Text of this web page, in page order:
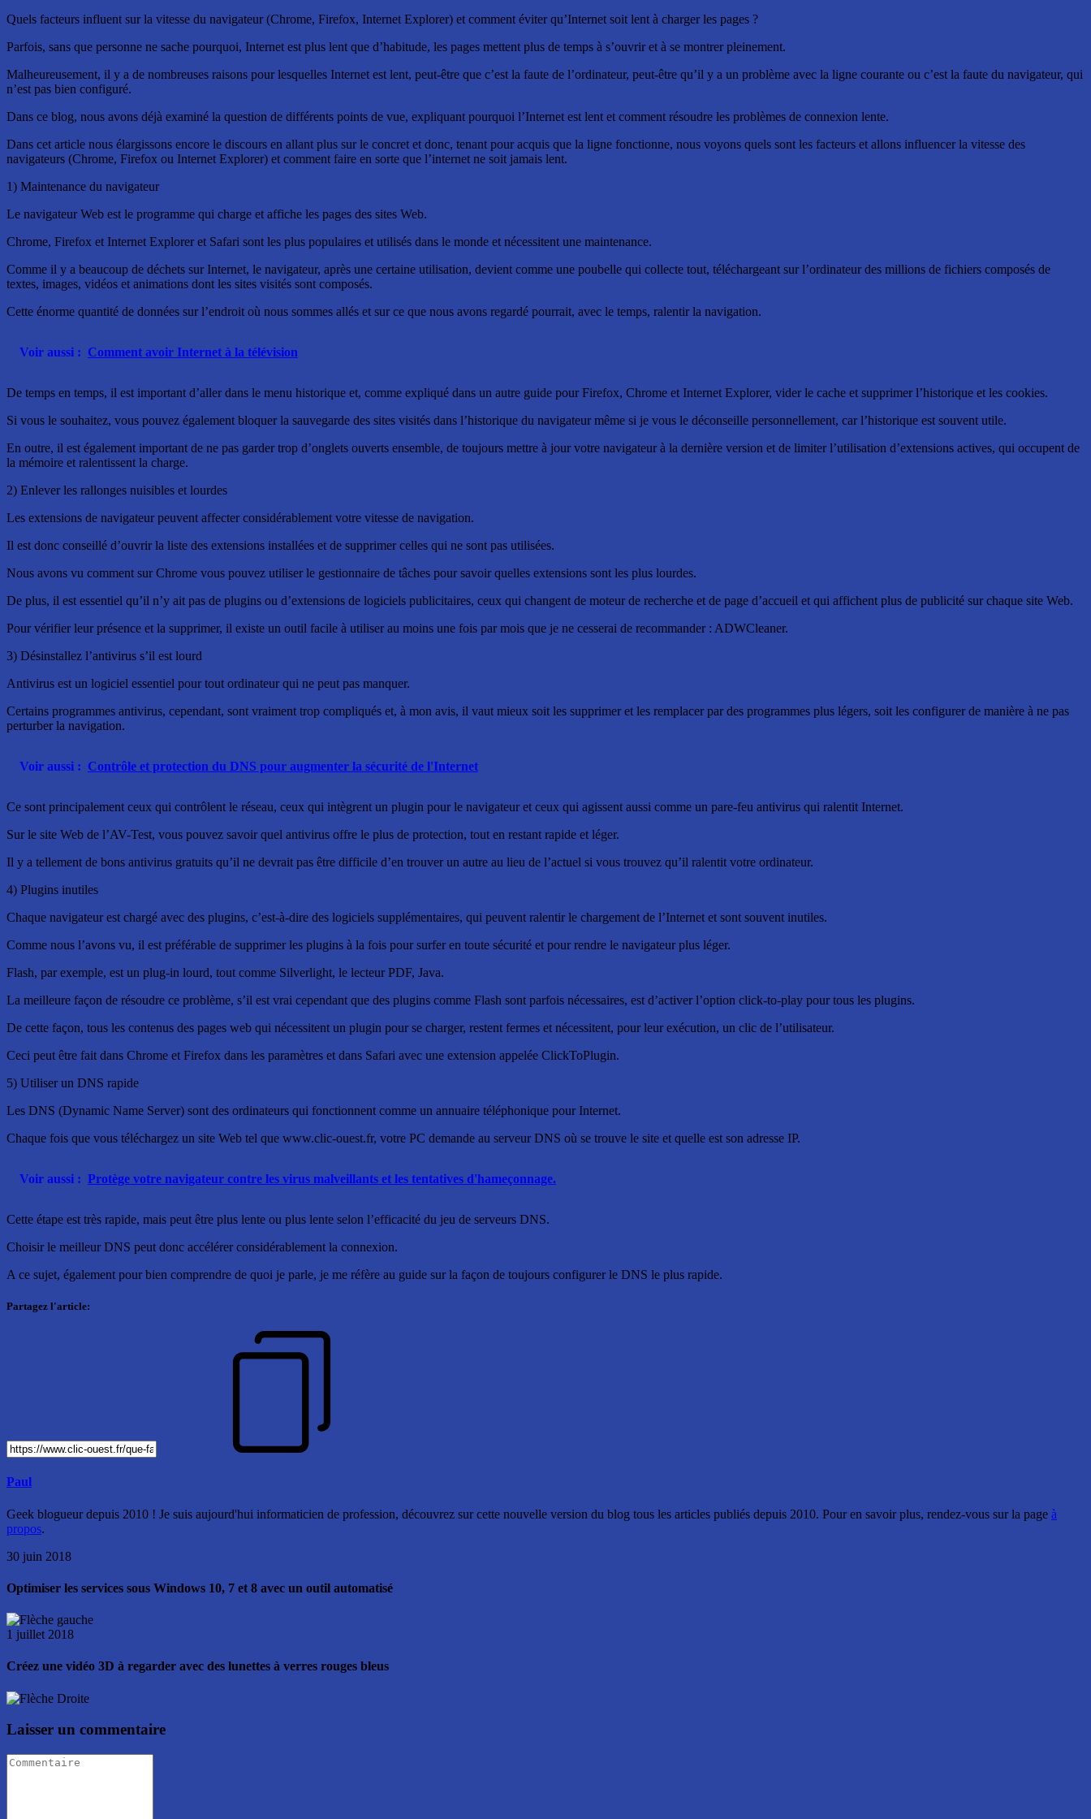
Quels facteurs influent sur la vitesse du navigateur (Chrome, Firefox, Internet Explorer) et comment éviter qu’Internet soit lent à charger les pages ?
Parfois, sans que personne ne sache pourquoi, Internet est plus lent que d’habitude, les pages mettent plus de temps à s’ouvrir et à se montrer pleinement.
Malheureusement, il y a de nombreuses raisons pour lesquelles Internet est lent, peut-être que c’est la faute de l’ordinateur, peut-être qu’il y a un problème avec la ligne courante ou c’est la faute du navigateur, qui
n’est pas bien configuré.
Dans ce blog, nous avons déjà examiné la question de différents points de vue, expliquant pourquoi l’Internet est lent et comment résoudre les problèmes de connexion lente.
Dans cet article nous élargissons encore le discours en allant plus sur le concret et donc, tenant pour acquis que la ligne fonctionne, nous voyons quels sont les facteurs et allons influencer la vitesse des
navigateurs (Chrome, Firefox ou Internet Explorer) et comment faire en sorte que l’internet ne soit jamais lent.
1) Maintenance du navigateur
Le navigateur Web est le programme qui charge et affiche les pages des sites Web.
Chrome, Firefox et Internet Explorer et Safari sont les plus populaires et utilisés dans le monde et nécessitent une maintenance.
Comme il y a beaucoup de déchets sur Internet, le navigateur, après une certaine utilisation, devient comme une poubelle qui collecte tout, téléchargeant sur l’ordinateur des millions de fichiers composés de
textes, images, vidéos et animations dont les sites visités sont composés.
Cette énorme quantité de données sur l’endroit où nous sommes allés et sur ce que nous avons regardé pourrait, avec le temps, ralentir la navigation.
Voir aussi : Comment avoir Internet à la télévision
De temps en temps, il est important d’aller dans le menu historique et, comme expliqué dans un autre guide pour Firefox, Chrome et Internet Explorer, vider le cache et supprimer l’historique et les cookies.
Si vous le souhaitez, vous pouvez également bloquer la sauvegarde des sites visités dans l’historique du navigateur même si je vous le déconseille personnellement, car l’historique est souvent utile.
En outre, il est également important de ne pas garder trop d’onglets ouverts ensemble, de toujours mettre à jour votre navigateur à la dernière version et de limiter l’utilisation d’extensions actives, qui occupent de
la mémoire et ralentissent la charge.
2) Enlever les rallonges nuisibles et lourdes
Les extensions de navigateur peuvent affecter considérablement votre vitesse de navigation.
Il est donc conseillé d’ouvrir la liste des extensions installées et de supprimer celles qui ne sont pas utilisées.
Nous avons vu comment sur Chrome vous pouvez utiliser le gestionnaire de tâches pour savoir quelles extensions sont les plus lourdes.
De plus, il est essentiel qu’il n’y ait pas de plugins ou d’extensions de logiciels publicitaires, ceux qui changent de moteur de recherche et de page d’accueil et qui affichent plus de publicité sur chaque site Web.
Pour vérifier leur présence et la supprimer, il existe un outil facile à utiliser au moins une fois par mois que je ne cesserai de recommander : ADWCleaner.
3) Désinstallez l’antivirus s’il est lourd
Antivirus est un logiciel essentiel pour tout ordinateur qui ne peut pas manquer.
Certains programmes antivirus, cependant, sont vraiment trop compliqués et, à mon avis, il vaut mieux soit les supprimer et les remplacer par des programmes plus légers, soit les configurer de manière à ne pas
perturber la navigation.
Voir aussi : Contrôle et protection du DNS pour augmenter la sécurité de l'Internet
Ce sont principalement ceux qui contrôlent le réseau, ceux qui intègrent un plugin pour le navigateur et ceux qui agissent aussi comme un pare-feu antivirus qui ralentit Internet.
Sur le site Web de l’AV-Test, vous pouvez savoir quel antivirus offre le plus de protection, tout en restant rapide et léger.
Il y a tellement de bons antivirus gratuits qu’il ne devrait pas être difficile d’en trouver un autre au lieu de l’actuel si vous trouvez qu’il ralentit votre ordinateur.
4) Plugins inutiles
Chaque navigateur est chargé avec des plugins, c’est-à-dire des logiciels supplémentaires, qui peuvent ralentir le chargement de l’Internet et sont souvent inutiles.
Comme nous l’avons vu, il est préférable de supprimer les plugins à la fois pour surfer en toute sécurité et pour rendre le navigateur plus léger.
Flash, par exemple, est un plug-in lourd, tout comme Silverlight, le lecteur PDF, Java.
La meilleure façon de résoudre ce problème, s’il est vrai cependant que des plugins comme Flash sont parfois nécessaires, est d’activer l’option click-to-play pour tous les plugins.
De cette façon, tous les contenus des pages web qui nécessitent un plugin pour se charger, restent fermes et nécessitent, pour leur exécution, un clic de l’utilisateur.
Ceci peut être fait dans Chrome et Firefox dans les paramètres et dans Safari avec une extension appelée ClickToPlugin.
5) Utiliser un DNS rapide
Les DNS (Dynamic Name Server) sont des ordinateurs qui fonctionnent comme un annuaire téléphonique pour Internet.
Chaque fois que vous téléchargez un site Web tel que www.clic-ouest.fr, votre PC demande au serveur DNS où se trouve le site et quelle est son adresse IP.
Voir aussi : Protège votre navigateur contre les virus malveillants et les tentatives d'hameçonnage.
Cette étape est très rapide, mais peut être plus lente ou plus lente selon l’efficacité du jeu de serveurs DNS.
Choisir le meilleur DNS peut donc accélérer considérablement la connexion.
A ce sujet, également pour bien comprendre de quoi je parle, je me réfère au guide sur la façon de toujours configurer le DNS le plus rapide.
Partagez l'article:
Paul
Geek blogueur depuis 2010 ! Je suis aujourd'hui informaticien de profession, découvrez sur cette nouvelle version du blog tous les articles publiés depuis 2010. Pour en savoir plus, rendez-vous sur la page à
propos.
30 juin 2018
Optimiser les services sous Windows 10, 7 et 8 avec un outil automatisé
1 juillet 2018
Créez une vidéo 3D à regarder avec des lunettes à verres rouges bleus
Laisser un commentaire